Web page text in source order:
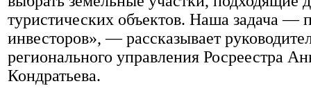
туристических объектов. Наша задача —
инвесторов», — рассказывает
регионального управления Росреестра
Кондратьева.